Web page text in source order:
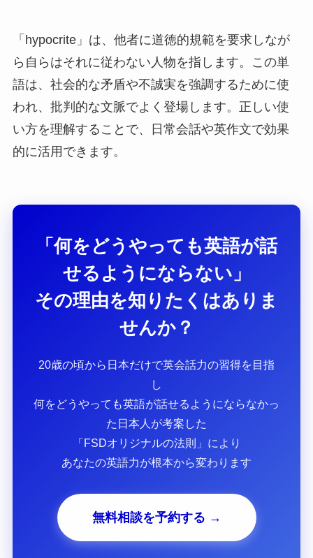
「hypocrite」は、他者に道徳的規範を要求しなが
ら自らはそれに従わない人物を指します。この単
語は、社会的な矛盾や不誠実を強調するために使
われ、批判的な文脈でよく登場します。正しい使
い方を理解することで、日常会話や英作文で効果
的に活用できます。
「何をどうやっても英語が話
せるようにならない」
その理由を知りたくはありま
せんか？
20歳の頃から日本だけで英会話力の習得を目指
し
何をどうやっても英語が話せるようにならなかっ
た日本人が考案した
「FSDオリジナルの法則」により
あなたの英語力が根本から変わります
無料相談を予約する →